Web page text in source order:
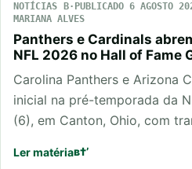
NOTÍCIAS PUBLICADO 6 AGOSTO
MARIANA ALVES
Panthers e Cardinals
NFL 2026 no Hall of Fame
Carolina Panthers e Arizona
inicial na pré-temporada da
(6), em Canton, Ohio, com
Ler matéria